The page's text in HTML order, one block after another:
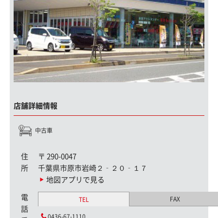
店舗詳細情報
中古車
住
所
〒 290-0047
千葉県市原市岩崎２‐２０‐１７
地図アプリで見る
電
話
TEL FAX
0436-67-1110